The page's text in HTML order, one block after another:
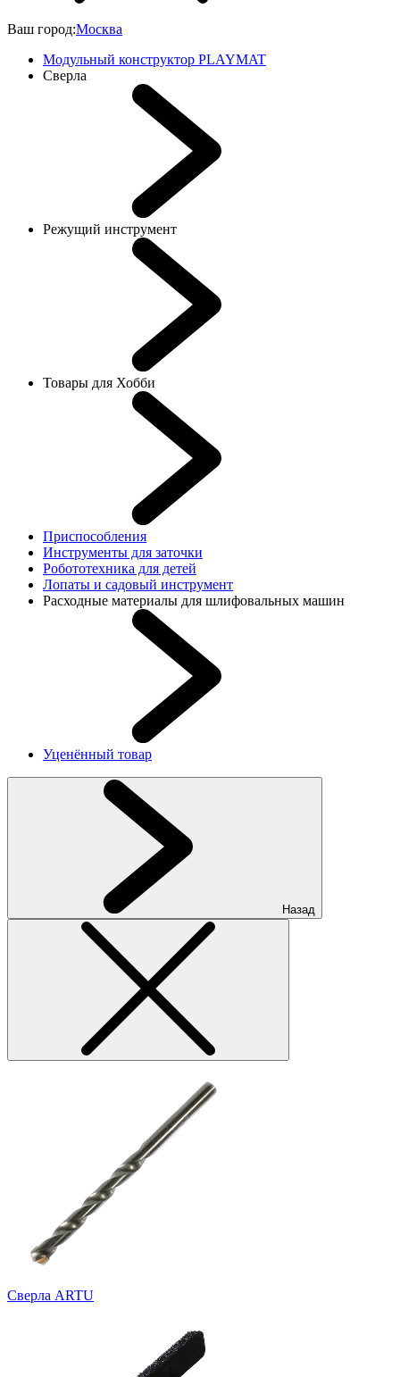
Ваш город:Москва
Модульный конструктор PLAYMAT
Сверла
Режущий инструмент
Товары для Хобби
Приспособления
Инструменты для заточки
Робототехника для детей
Лопаты и садовый инструмент
Расходные материалы для шлифовальных машин
Уценённый товар
Назад
Cверла ARTU